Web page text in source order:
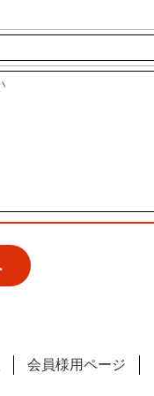
会員様用ページ